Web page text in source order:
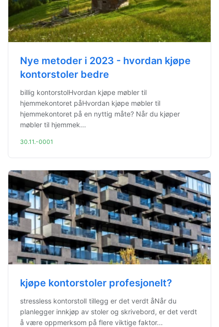
Nye metoder i 2023 - hvordan kjøpe
kontorstoler bedre
billig kontorstolHvordan kjøpe møbler til
hjemmekontoret påHvordan kjøpe møbler til
hjemmekontoret på en nyttig måte? Når du kjøper
møbler til hjemmek...
30.11.-0001
kjøpe kontorstoler profesjonelt?
stressless kontorstolI tillegg er det verdt åNår du
planlegger innkjøp av stoler og skrivebord, er det verdt
å være oppmerksom på flere viktige faktor...